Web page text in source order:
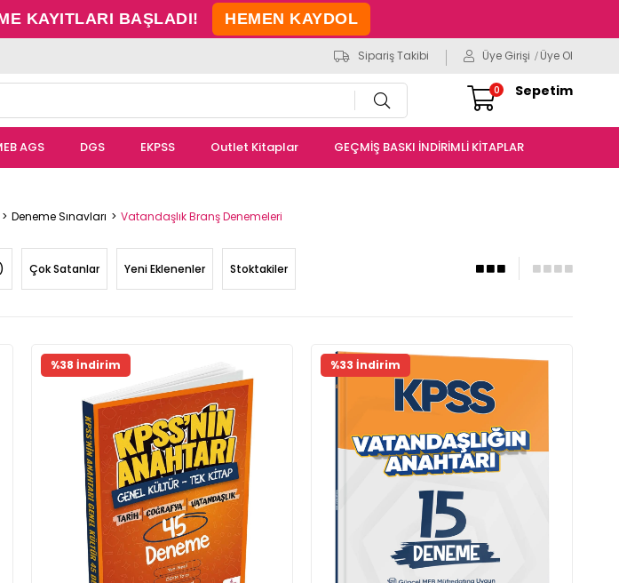
KAYITLARI BAŞLADI! HEMEN KAYDOL
Sipariş Takibi Üye Girişi Üye Ol
Sepetim
0
AGS DGS EKPSS Outlet Kitaplar GEÇMİŞ BASKI İNDİRİMLİ KİTAPLAR
Deneme Sınavları Vatandaşlık Branş Denemeleri
Çok Satanlar Yeni Eklenenler Stoktakiler
%38 İndirim %33 İndirim